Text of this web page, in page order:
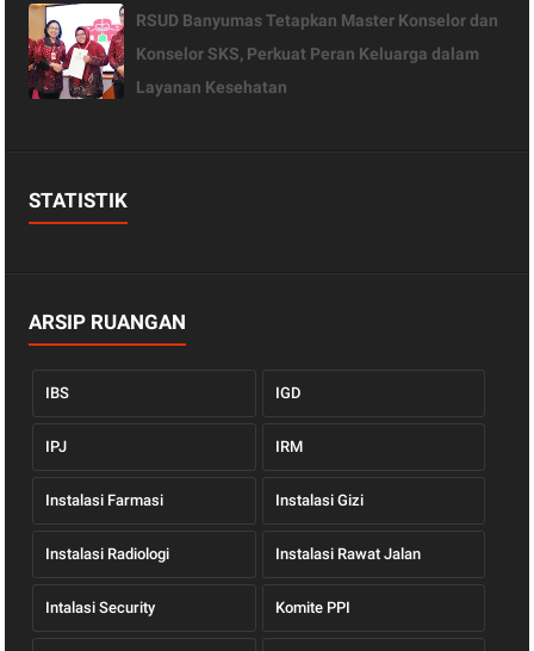
RSUD Banyumas Tetapkan Master Konselor dan
Konselor SKS, Perkuat Peran Keluarga dalam
Layanan Kesehatan
STATISTIK
ARSIP RUANGAN
IBS IGD
IPJ IRM
Instalasi Farmasi Instalasi Gizi
Instalasi Radiologi Instalasi Rawat Jalan
Intalasi Security Komite PPI